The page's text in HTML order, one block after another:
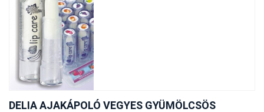
DELIA AJAKÁPOLÓ VEGYES GYÜMÖLCSÖS